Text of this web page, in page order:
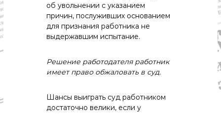
об увольнении с указанием
причин, послуживших основанием
для признания работника не
выдержавшим испытание.
Решение работодателя работник
имеет право обжаловать в суд.
Шансы выиграть суд работником
достаточно велики, если у